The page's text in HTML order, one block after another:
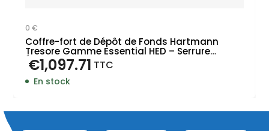
0 €
Coffre-fort de Dépôt de Fonds Hartmann
Tresore Gamme Essential HED – Serrure
Électronique
€1,097.71 TTC
En stock